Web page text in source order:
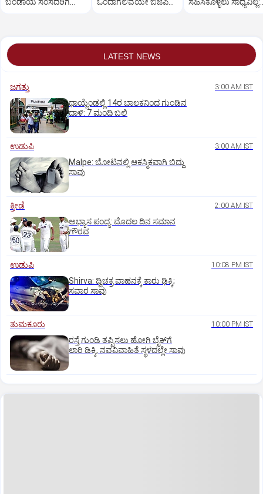
LATEST NEWS
ಜಗತ್ತು 3:00 AM IST
ಥಾಯ್ಲೆಂಡಲ್ಲಿ 14ರ ಬಾಲಕನಿಂದ ಗುಂಡಿನ
ದಾಳಿ: 7 ಮಂದಿ ಬಲಿ
ಉಡುಪಿ 3:00 AM IST
Malpe: ಬೋಟಿನಲ್ಲಿ ಆಕಸ್ಮಿಕವಾಗಿ ಬಿದ್ದು
ಸಾವು
ಕ್ರೀಡೆ 2:00 AM IST
ಅಭ್ಯಾಸ ಪಂದ್ಯ: ಮೊದಲ ದಿನ ಸಮಾನ
ಗೌರವ
ಉಡುಪಿ 10:08 PM IST
Shirva: ದ್ವಿಚಕ್ರ ವಾಹನಕ್ಕೆ ಕಾರು ಢಿಕ್ಕಿ;
ಸವಾರ ಸಾವು
ತುಮಕೂರು 10:00 PM IST
ರಸ್ತೆ ಗುಂಡಿ ತಪ್ಪಿಸಲು ಹೋಗಿ ಬೈಕ್‌ಗೆ
ಲಾರಿ ಡಿಕ್ಕಿ, ನವವಿವಾಹಿತೆ ಸ್ಥಳದಲ್ಲೇ ಸಾವು